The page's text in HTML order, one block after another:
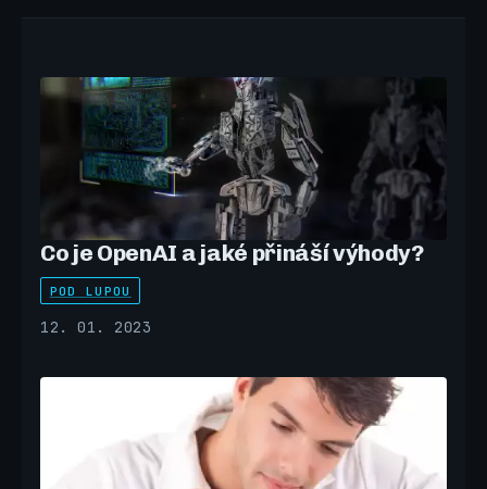
Co je OpenAI a jaké přináší výhody?
POD LUPOU
12. 01. 2023